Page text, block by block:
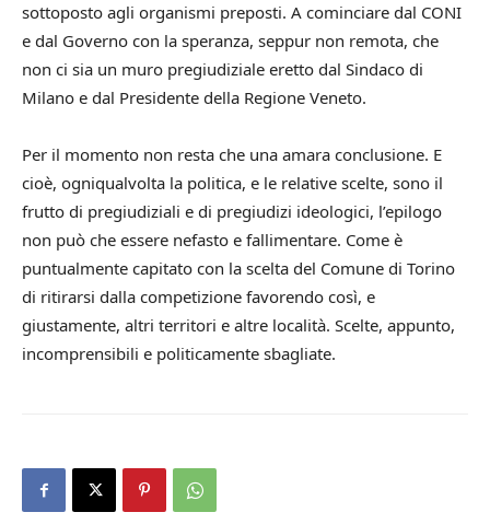
sottoposto agli organismi preposti. A cominciare dal CONI
e dal Governo con la speranza, seppur non remota, che
non ci sia un muro pregiudiziale eretto dal Sindaco di
Milano e dal Presidente della Regione Veneto.
Per il momento non resta che una amara conclusione. E
cioè, ogniqualvolta la politica, e le relative scelte, sono il
frutto di pregiudiziali e di pregiudizi ideologici, l’epilogo
non può che essere nefasto e fallimentare. Come è
puntualmente capitato con la scelta del Comune di Torino
di ritirarsi dalla competizione favorendo così, e
giustamente, altri territori e altre località. Scelte, appunto,
incomprensibili e politicamente sbagliate.